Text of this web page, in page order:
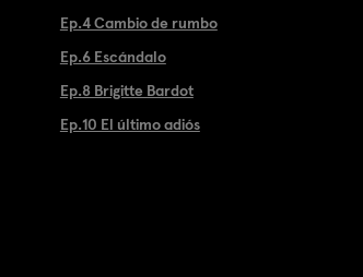
Ep.4 Cambio de rumbo
Ep.6 Escándalo
Ep.8 Brigitte Bardot
Ep.10 El último adiós